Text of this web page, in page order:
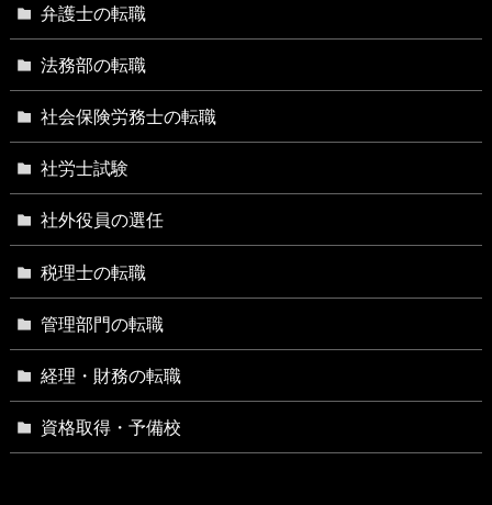
弁護士の転職
法務部の転職
社会保険労務士の転職
社労士試験
社外役員の選任
税理士の転職
管理部門の転職
経理・財務の転職
資格取得・予備校